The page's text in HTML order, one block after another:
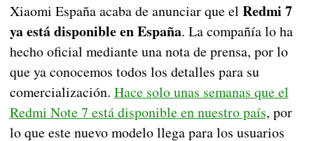
Xiaomi España acaba de anunciar que el Redmi 7
ya está disponible en España. La compañía lo ha
hecho oficial mediante una nota de prensa, por lo
que ya conocemos todos los detalles para su
comercialización. Hace solo unas semanas que el
Redmi Note 7 está disponible en nuestro país, por
lo que este nuevo modelo llega para los usuarios